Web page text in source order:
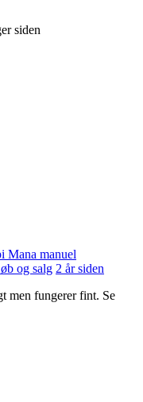
siden
Mana manuel
og salg 2 år siden
men fungerer fint. Se